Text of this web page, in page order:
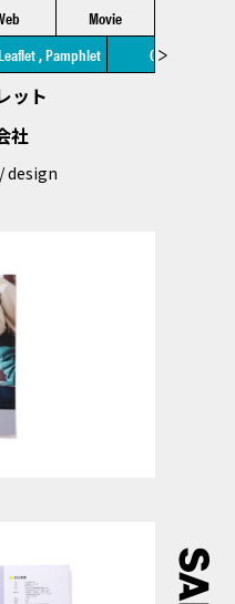
, Pamphlet Other
Movie
ット
社
design